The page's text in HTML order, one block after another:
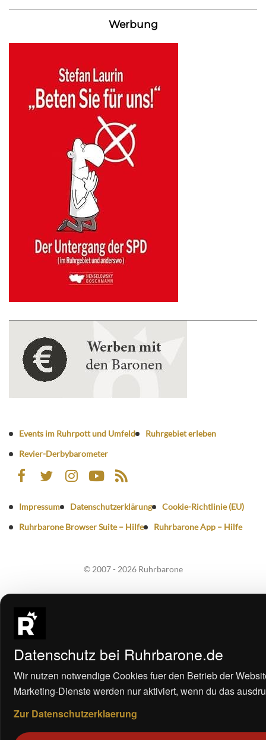
Werbung
Events im Ruhrpott und Umfeld
Ruhrgebiet erleben
Revier-Derbybarometer
Impressum Datenschutzerklärung
Cookie-Richtlinie (EU)
Ruhrbarone Browser Suite – Hilfe
Ruhrbarone App – Hilfe
© 2007 - 2026 Ruhrbarone
Datenschutz bei Ruhrbarone.de
Wir nutzen notwendige Cookies fuer den Betrieb der
Marketing-Dienste werden nur aktiviert, wenn du das
Zur Datenschutzerklaerung